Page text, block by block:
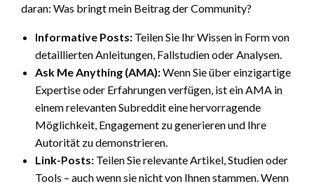
daran: Was bringt mein Beitrag der Community?
Informative Posts: Teilen Sie Ihr Wissen in Form von
detaillierten Anleitungen, Fallstudien oder Analysen.
Ask Me Anything (AMA):Wenn Sie über einzigartige
Expertise oder Erfahrungen verfügen, ist ein AMA in
einem relevanten Subreddit eine hervorragende
Möglichkeit, Engagement zu generieren und Ihre
Autorität zu demonstrieren.
Link-Posts: Teilen Sie relevante Artikel, Studien oder
Tools – auch wenn sie nicht von Ihnen stammen. Wenn